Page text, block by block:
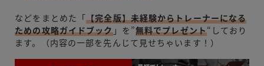
などをまとめた「【完全版】未経験からトレーナーになる
ための攻略ガイドブック」を”無料でプレゼント“しており
ます。（内容の一部を先んじて見せちゃいます！）